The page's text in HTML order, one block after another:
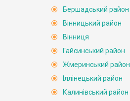
Бершадський район
Вінницький район
Вінниця
Гайсинський район
Жмеринський район
Іллінецький район
Калинівський район